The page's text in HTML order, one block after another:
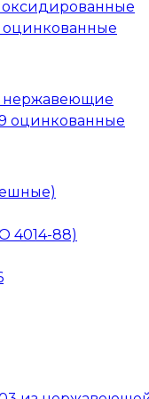
оксидированные
оцинкованные
нержавеющие
оцинкованные
4014-88)